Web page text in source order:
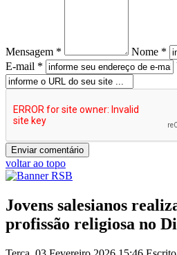
Mensagem *
Nome *
E-mail *
voltar ao topo
Jovens salesianos
profissão religiosa no